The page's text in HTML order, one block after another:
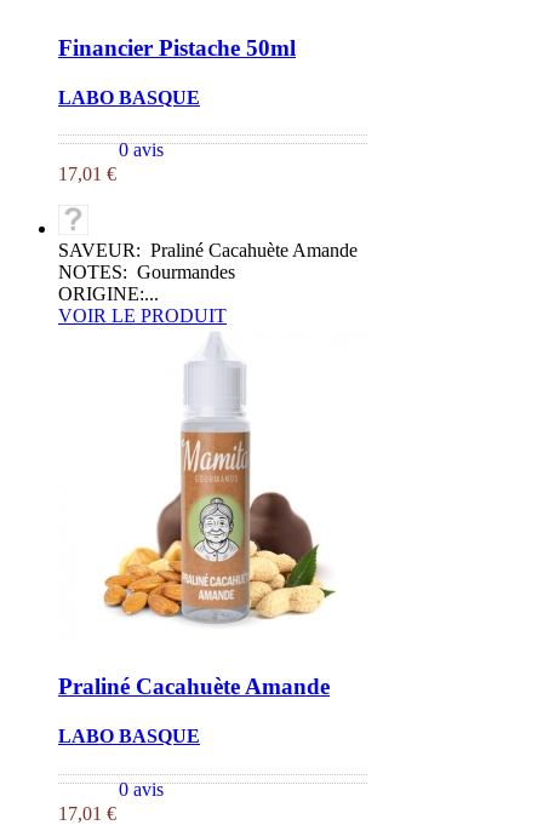
Financier Pistache 50ml
LABO BASQUE
0 avis
17,01 €
SAVEUR: Praliné Cacahuète Amande
NOTES: Gourmandes
ORIGINE:...
VOIR LE PRODUIT
Praliné Cacahuète Amande
LABO BASQUE
0 avis
17,01 €